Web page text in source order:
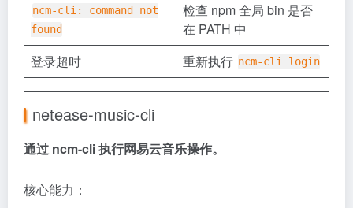
ncm-cli: command not
found
检查 npm 全局 bin 是否
在 PATH 中
登录超时
重新执行 ncm-cli login
netease-music-cli
通过 ncm-cli 执行网易云音乐操作。
核心能力：